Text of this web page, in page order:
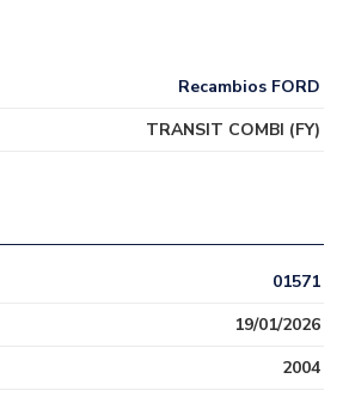
Recambios FORD
TRANSIT COMBI (FY)
01571
19/01/2026
2004